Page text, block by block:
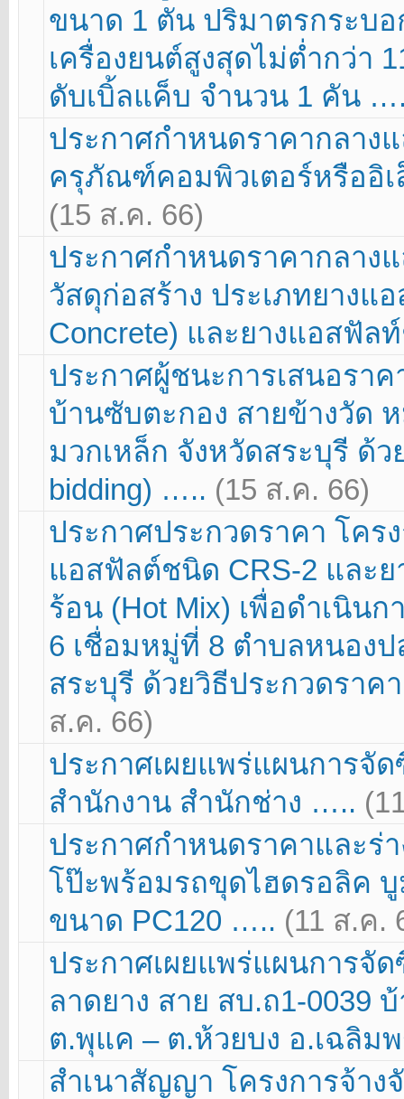
ขนาด 1 ตัน ปริมาตรกระบ
เครื่องยนต์สูงสุดไม่ต่ำกว่า
ดับเบิ้ลแค็บ จำนวน 1 คัน
ประกาศกำหนดราคากลาง
ครุภัณฑ์คอมพิวเตอร์หรืออิ
(15 ส.ค. 66)
ประกาศกำหนดราคากลาง
วัสดุก่อสร้าง ประเภทยางแ
Concrete) และยางแอสฟั
ประกาศผู้ชนะการเสนอรา
บ้านซับตะกอง สายข้างวัด
มวกเหล็ก จังหวัดสระบุรี ด้
bidding) ….. (15 ส.ค. 66)
ประกาศประกวดราคา โคร
แอสฟัลต์ชนิด CRS-2 และ
ร้อน (Hot Mix) เพื่อดำเนิน
6 เชื่อมหมู่ที่ 8 ตำบลหนองป
สระบุรี ด้วยวิธีประกวดรา
ส.ค. 66)
ประกาศเผยแพร่แผนการจั
สำนักงาน สำนักช่าง …..
ประกาศกำหนดราคาและร่
โป๊ะพร้อมรถขุดไฮดรอลิค
ขนาด PC120 ….. (11 ส.ค.
ประกาศเผยแพร่แผนการจั
ลาดยาง สาย สบ.ถ1-0039
ต.พุแค – ต.ห้วยบง อ.เฉลิม
สำเนาสัญญา โครงการจ้าง